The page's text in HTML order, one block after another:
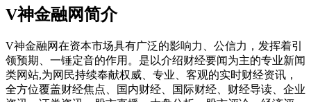
V神金融网简介
V神金融网在资本市场具有广泛的影响力、公信力，发挥着引
领预期、一锤定音的作用。是以介绍财经要闻为主的专业新闻
类网站,为网民持续奉献权威、专业、客观的实时财经资讯，
全方位覆盖财经焦点、国内财经、国际财经、财经导读、企业